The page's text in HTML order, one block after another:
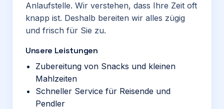
Anlaufstelle. Wir verstehen, dass Ihre Zeit oft
knapp ist. Deshalb bereiten wir alles zügig
und frisch für Sie zu.
Unsere Leistungen
Zubereitung von Snacks und kleinen
Mahlzeiten
Schneller Service für Reisende und
Pendler